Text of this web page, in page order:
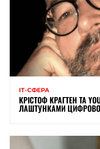
ІТ-СФЕРА
КРІСТОФ КРАГТЕН ТА
ЛАШТУНКАМИ